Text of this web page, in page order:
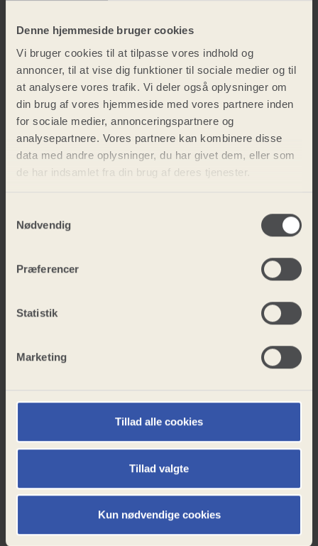
Denne hjemmeside bruger cookies
Vi bruger cookies til at tilpasse vores indhold og
annoncer, til at vise dig funktioner til sociale medier og til
at analysere vores trafik. Vi deler også oplysninger om
din brug af vores hjemmeside med vores partnere inden
for sociale medier, annonceringspartnere og
analysepartnere. Vores partnere kan kombinere disse
data med andre oplysninger, du har givet dem, eller som
de har indsamlet fra din brug af deres tjenester.
Nødvendig
Præferencer
Statistik
Marketing
Tillad alle cookies
Tillad valgte
Kun nødvendige cookies
SØG
Volleystævne
Klokkeren
fra Notre
Dame
Musicaluge
Talentshow
Ski Extra
tur
December
Julestemning
stævne